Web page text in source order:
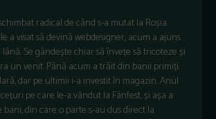
radical de când s-a mutat la Roșia.
a visat să devină webdesigner, acum a ajuns
Se gândește chiar să învețe să tricoteze și
un venit. Până acum a trăit din banii primiți
dar pe ultimii i-a investit în magazin. Anul
pe care le-a vândut la Fânfest, și așa a
din care o parte s-au dus direct la